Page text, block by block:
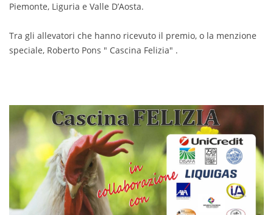
Piemonte, Liguria e Valle D’Aosta.
Tra gli allevatori che hanno ricevuto il premio, o la menzione
speciale, Roberto Pons " Cascina Felizia" .